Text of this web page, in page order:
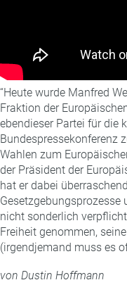
“Heute wurde Manfred
Fraktion der
ebendieser Partei für die
Bundespressekonferenz
Wahlen zum
der Präsident der
hat er dabei
nicht sonderlich
Freiheit genommen,
(irgendjemand muss es
von Dustin Hoffmann